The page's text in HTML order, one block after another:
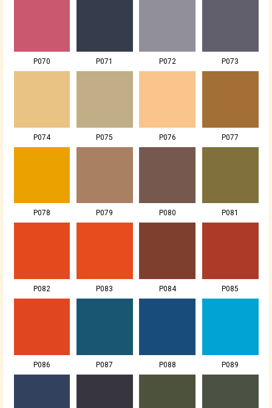
P070 P071 P072 P073
P074 P075 P076 P077
P078 P079 P080 P081
P082 P083 P084 P085
P086 P087 P088 P089